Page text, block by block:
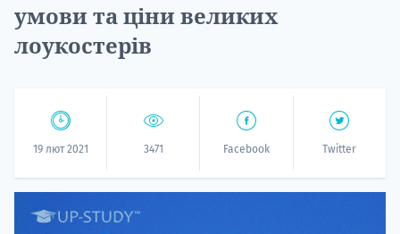
умови та ціни великих
лоукостерів
19 лют 2021 3471 Facebook Twitter